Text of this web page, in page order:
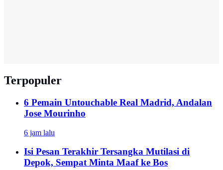
Terpopuler
6 Pemain Untouchable Real Madrid, Andalan
Jose Mourinho
6 jam lalu
Isi Pesan Terakhir Tersangka Mutilasi di
Depok, Sempat Minta Maaf ke Bos